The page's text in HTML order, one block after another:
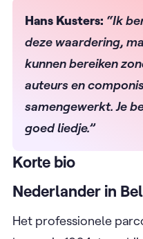
Hans Kusters: “Ik
deze waardering,
kunnen bereiken
auteurs en
samengewerkt. Je
goed liedje.”
Korte bio
Nederlander in
Het professionele